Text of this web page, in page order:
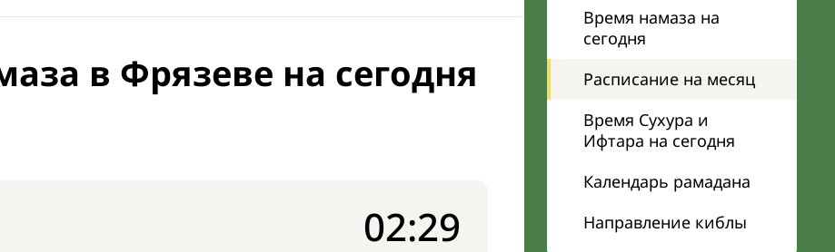
Время намаза на
сегодня
Расписание на месяц
Время Сухура и
Ифтара на сегодня
Календарь рамадана
Направление киблы
в Фрязеве на сегодня
02:29